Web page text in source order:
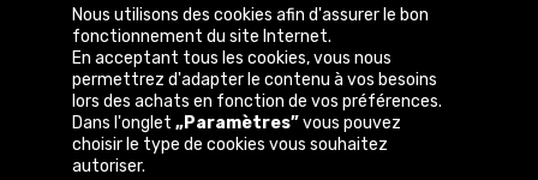
België Deutschland France Nederland
Copyright © 2026
Nous utilisons des cookies afin d'assurer le bon
fonctionnement du site Internet.
En acceptant tous les cookies, vous nous
permettrez d'adapter le contenu à vos besoins
lors des achats en fonction de vos préférences.
Dans l'onglet „Paramètres”vous pouvez
choisir le type de cookies vous souhaitez
autoriser.